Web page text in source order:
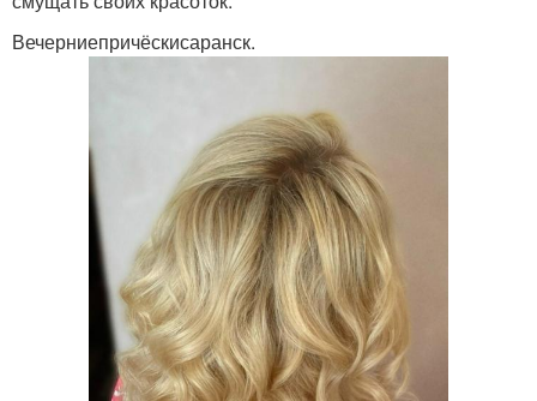
Вечерниепричёскисаранск.